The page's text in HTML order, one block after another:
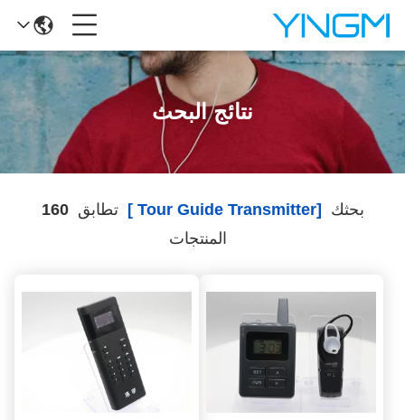
نتائج البحث
بحثك [tour Guide Transmitter ] تطابق160
المنتجات